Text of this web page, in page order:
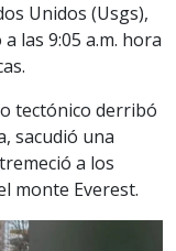
Unidos (Usgs),
las 9:05 a.m. hora
tectónico derribó
sacudió una
a los
monte Everest.